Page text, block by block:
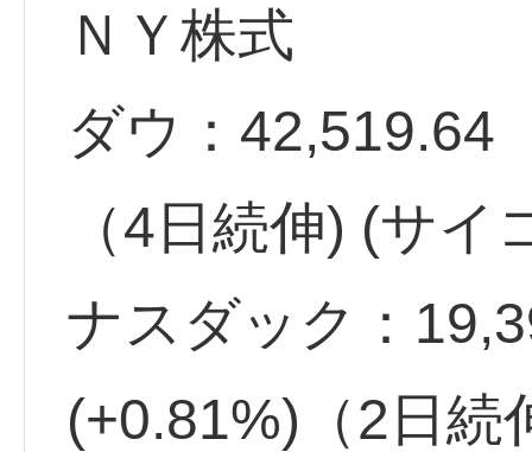
ＮＹ株式
ダウ：
（4日続伸) (サイ
ナスダック：
(+0.81%)（2日続